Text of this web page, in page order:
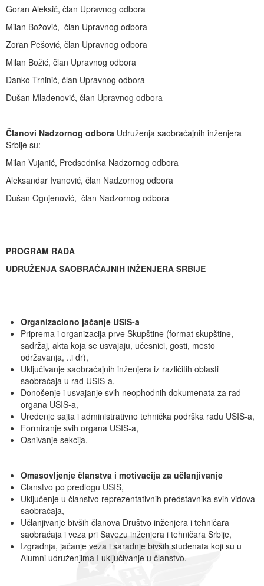
Goran Aleksić, član Upravnog odbora
Milan Božović, član Upravnog odbora
Zoran Pešović, član Upravnog odbora
Milan Božić, član Upravnog odbora
Danko Trninić, član Upravnog odbora
Dušan Mladenović, član Upravnog odbora
Članovi Nadzornog odbora Udruženja saobraćajnih inženjera
Srbije su:
Milan Vujanić, Predsednika Nadzornog odbora
Aleksandar Ivanović, član Nadzornog odbora
Dušan Ognjenović, član Nadzornog odbora
PROGRAM RADA
UDRUŽENJA SAOBRAĆAJNIH INŽENJERA SRBIJE
Organizaciono jačanje USIS-a
Priprema i organizacija prve Skupštine (format skupštine,
sadržaj, akta koja se usvajaju, učesnici, gosti, mesto
održavanja, ..i dr),
Uključivanje saobraćajnih inženjera iz različitih oblasti
saobraćaja u rad USIS-a,
Donošenje i usvajanje svih neophodnih dokumenata za rad
organa USIS-a,
Uređenje sajta i administrativno tehnička podrška radu USIS-a,
Formiranje svih organa USIS-a,
Osnivanje sekcija.
Omasovljenje članstva i motivacija za učlanjivanje
Članstvo po predlogu USIS,
Uključenje u članstvo reprezentativnih predstavnika svih vidova
saobraćaja,
Učlanjivanje bivših članova Društvo inženjera i tehničara
saobraćaja i veza pri Savezu inženjera i tehničara Srbije,
Izgradnja, jačanje veza i saradnje bivših studenata koji su u
Alumni udruženjima I uključivanje u članstvo.